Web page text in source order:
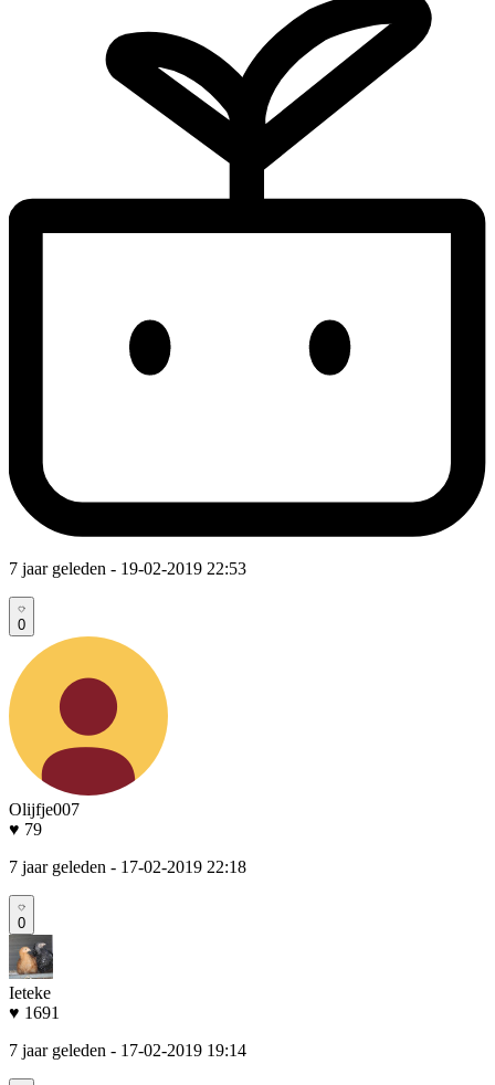
7 jaar geleden - 19-02-2019 22:53
0
Olijfje007
♥ 79
7 jaar geleden - 17-02-2019 22:18
0
Ieteke
♥ 1691
7 jaar geleden - 17-02-2019 19:14